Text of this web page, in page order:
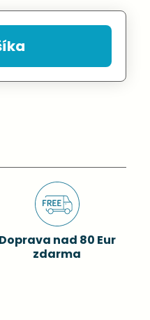
Doprava nad 80 Eur
zdarma